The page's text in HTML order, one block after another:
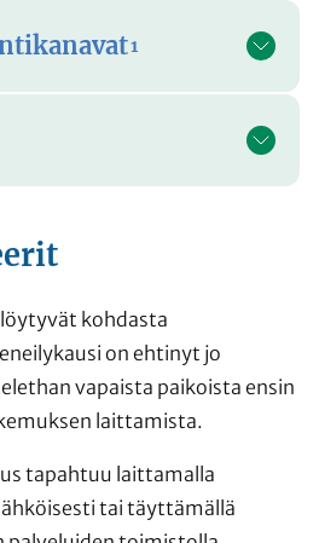
1
kohdasta
on ehtinyt jo
vapaista paikoista ensin
laittamista.
tapahtuu laittamalla
tai täyttämällä